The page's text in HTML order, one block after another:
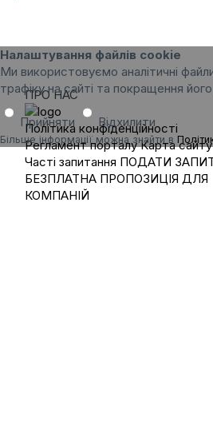
Налаштування файлів cookie
Ми використовуємо аналітичні
трафіку на сайті та покращення
Прийняти Відхилити
Більше інформації можна знайти в
ПРО НАС
Політика конфіденційності
Регламент порталу Карта сайту
Часті запитання ПОДАТИ
БЕЗПЛАТНА ПРОПОЗИЦІЯ ДЛЯ
КОМПАНІЙ